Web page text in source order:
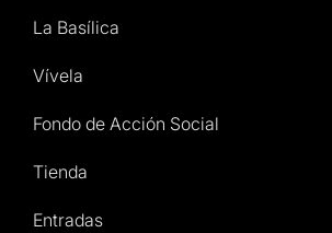
La Basílica
Vívela
Fondo de Acción Social
Tienda
Entradas